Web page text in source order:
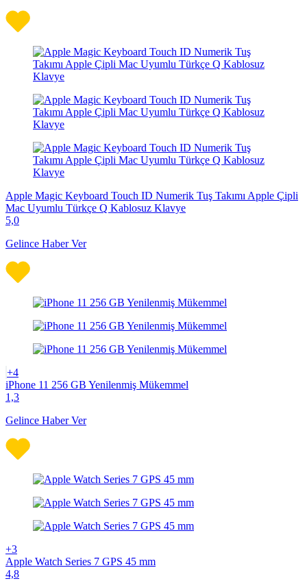
Apple Magic Keyboard Touch ID Numerik Tuş Takımı Apple Çipli
Mac Uyumlu Türkçe Q Kablosuz Klavye
5,0
Gelince Haber Ver
+4
iPhone 11 256 GB Yenilenmiş Mükemmel
1,3
Gelince Haber Ver
+3
Apple Watch Series 7 GPS 45 mm
4,8